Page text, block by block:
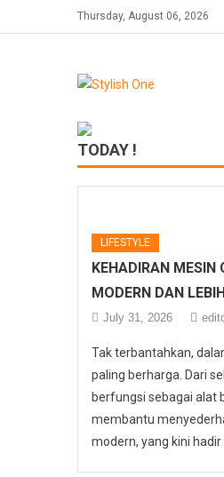
to
Thursday, August 06, 2026
TODAY !
LIFESTYLE
KEHADIRAN
MODERN DAN
July 31, 2026
Tak terbantahkan,
paling berharga. Dari
berfungsi sebagai alat
membantu
modern, yang kini